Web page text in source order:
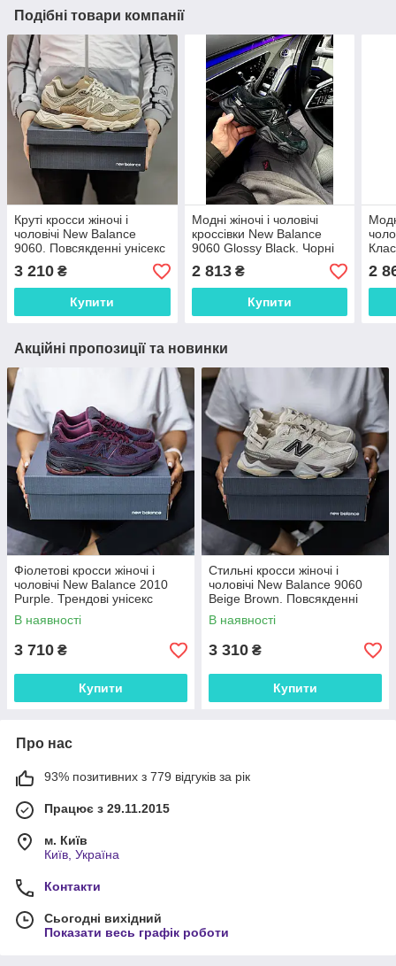
Подібні товари компанії
Круті кросси жіночі і
чоловічі New Balance
9060. Повсякденні унісекс
кроссівки Нью Беленс
9060.
3 210 ₴
Купити
Модні жіночі і чоловічі
кроссівки New Balance
9060 Glossy Black. Чорні
кросси унісекс Нью
Беленс 9060.
2 813₴
Купити
2
Акційні пропозиції та новинки
Фіолетові кросси жіночі і
чоловічі New Balance 2010
Purple. Трендові унісекс
кроссівки Нью Беленс 2010.
В наявності
3 710 ₴
Купити
Стильні кросси жіночі і
чоловічі New Balance 9060
Beige Brown. Повсякденні
унісекс кроссівки Нью Беленс
9060.
В наявності
3 310 ₴
Купити
Про нас
93% позитивних з 779 відгуків за рік
Працює з 29.11.2015
м. Київ
Київ, Україна
Контакти
Сьогодні вихідний
Показати весь графік роботи